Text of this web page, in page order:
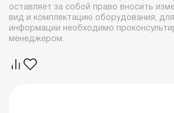
оставляет за собой право вносить
вид и комплектацию оборудования,
информации необходимо
менеджером.